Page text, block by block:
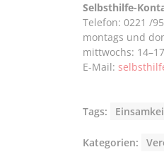
Selbsthilfe-
Telefon: 0221 /95
montags und
mittwochs:
E-Mail:
Tags:
Kategorien: